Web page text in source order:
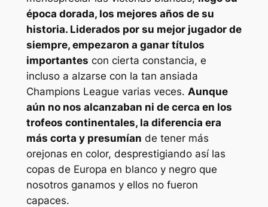
época dorada, los mejores años de su
historia. Liderados por su mejor jugador de
siempre, empezaron a ganar títulos
importantes con cierta constancia, e
incluso a alzarse con la tan ansiada
Champions League varias veces. Aunque
aún no nos alcanzaban ni de cerca en los
trofeos continentales, la diferencia era
más corta y presumían de tener más
orejonas en color, desprestigiando así las
copas de Europa en blanco y negro que
nosotros ganamos y ellos no fueron
capaces.